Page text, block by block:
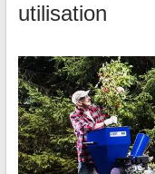
utilisation